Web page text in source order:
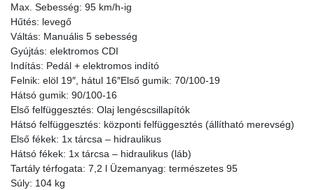
Max. Sebesség: 95 km/h-ig
Hűtés: levegő
Váltás: Manuális 5 sebesség
Gyújtás: elektromos CDI
Indítás: Pedál + elektromos indító
Felnik: elöl 19″, hátul 16″Első gumik: 70/100-19
Hátsó gumik: 90/100-16
Első felfüggesztés: Olaj lengéscsillapítók
Hátsó felfüggesztés: központi felfüggesztés (állítható merevség)
Első fékek: 1x tárcsa – hidraulikus
Hátsó fékek: 1x tárcsa – hidraulikus (láb)
Tartály térfogata: 7,2 l Üzemanyag: természetes 95
Súly: 104 kg